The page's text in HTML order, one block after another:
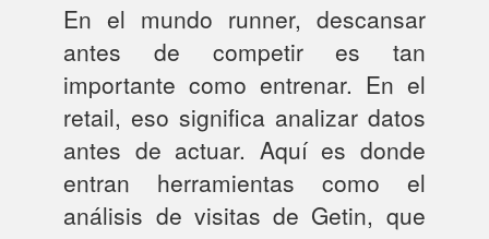
En el mundo runner, descansar
antes de competir es tan
importante como entrenar. En el
retail, eso significa analizar datos
antes de actuar. Aquí es donde
entran herramientas como el
análisis de visitas de Getin, que